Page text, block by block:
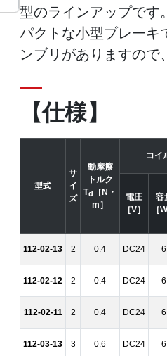
型のラインアップです
パクトな小型ブレーキ
ンブリがありますので
【仕様】
型式
サ
イ
ズ
動摩擦
トルク
Td
［N・
m］
コイ
電圧
［V］
容
［
112-02-13 2 0.4 DC24 6
112-02-12 2 0.4 DC24 6
112-02-11 2 0.4 DC24 6
112-03-13 3 0.6 DC24 6